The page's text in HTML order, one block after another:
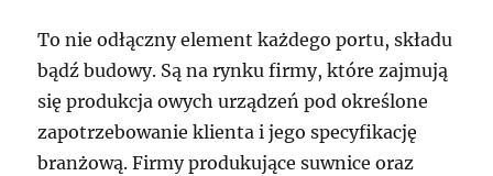
To nie odłączny element każdego portu, składu
bądź budowy. Są na rynku firmy, które zajmują
się produkcja owych urządzeń pod określone
zapotrzebowanie klienta i jego specyfikację
branżową. Firmy produkujące suwnice oraz